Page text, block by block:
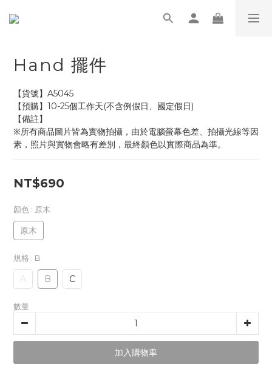
Hand 擺件
【貨號】A5045
【預購】10-25個工作天(不含例假日、國定假日)
【備註】
※所有商品圖片皆為實物拍攝，由於電腦螢幕色差、拍攝光線等因
素，照片與實物會略有差別，最終顏色以實際商品為準。
NT$690
顏色 : 原木
原木
規格 : B
A B C
數量
加入購物車